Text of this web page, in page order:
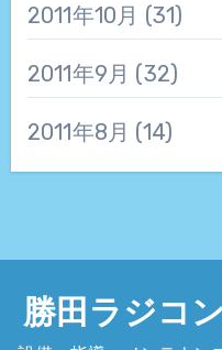
2011年10月 (31)
2011年9月 (32)
2011年8月 (14)
勝田ラジコ